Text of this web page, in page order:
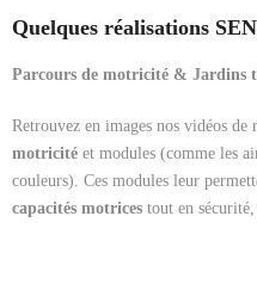
Quelques réalisations
Parcours de motricité & Jardins
Retrouvez en images nos vidéos de
motricité et modules (comme les
couleurs). Ces modules leur
capacités motrices tout en